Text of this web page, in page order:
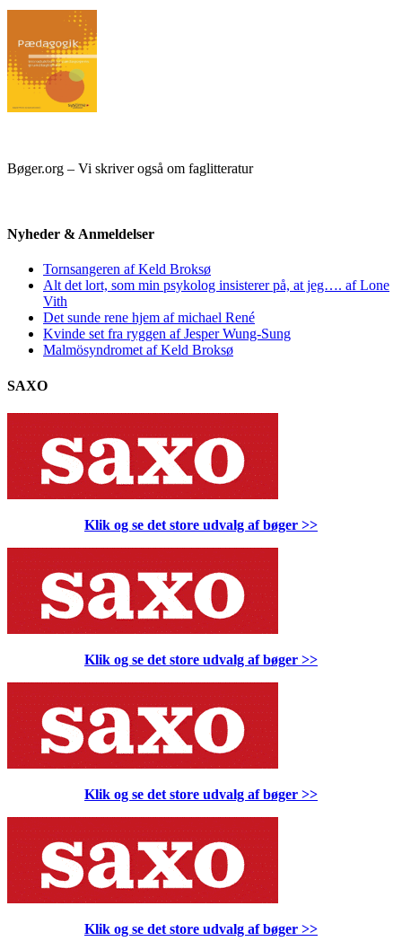
Bøger.org – Vi skriver også om faglitteratur
Nyheder & Anmeldelser
Tornsangeren af Keld Broksø
Alt det lort, som min psykolog insisterer på, at jeg…. af Lone
Vith
Det sunde rene hjem af michael René
Kvinde set fra ryggen af Jesper Wung-Sung
Malmösyndromet af Keld Broksø
SAXO
Klik og se det store udvalg af bøger >>
Klik og se det store udvalg af bøger >>
Klik og se det store udvalg af bøger >>
Klik og se det store udvalg af bøger >>